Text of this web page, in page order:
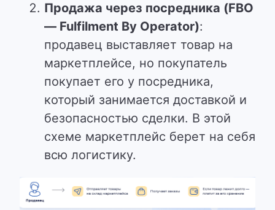
Продажа через посредника (FBO
— Fulfilment By Operator):
продавец выставляет товар на
маркетплейсе, но покупатель
покупает его у посредника,
который занимается доставкой и
безопасностью сделки. В этой
схеме маркетплейс берет на себя
всю логистику.